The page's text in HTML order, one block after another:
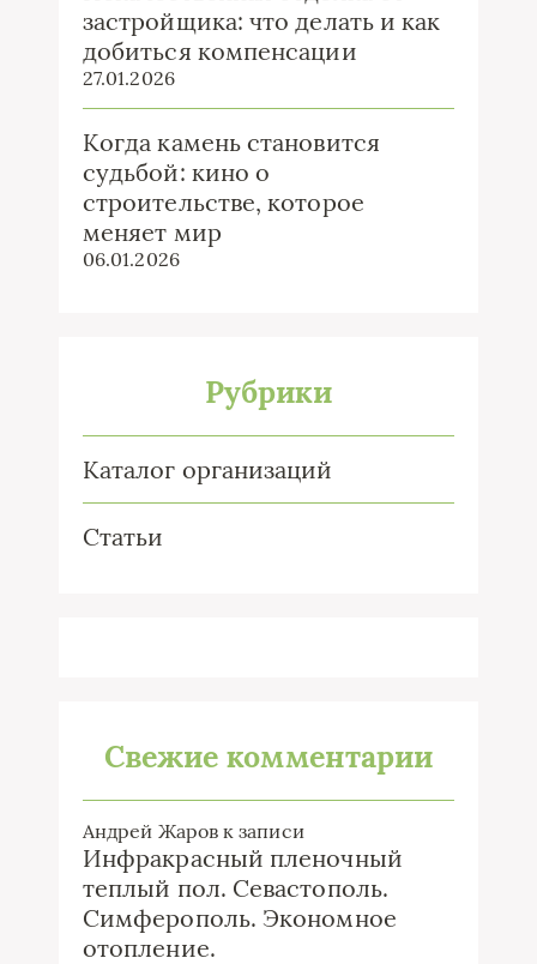
застройщика: что делать и как
добиться компенсации
27.01.2026
Когда камень становится
судьбой: кино о
строительстве, которое
меняет мир
06.01.2026
Рубрики
Каталог организаций
Статьи
Свежие комментарии
Андрей Жаровк записи
Инфракрасный пленочный
теплый пол. Севастополь.
Симферополь. Экономное
отопление.